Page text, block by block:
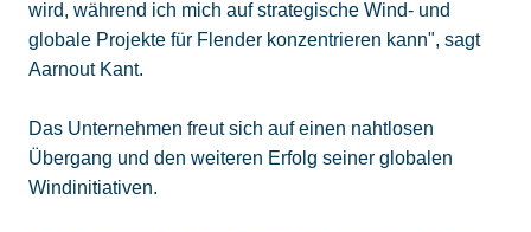
wird, während ich mich auf strategische Wind- und
globale Projekte für Flender konzentrieren kann", sagt
Aarnout Kant.
Das Unternehmen freut sich auf einen nahtlosen
Übergang und den weiteren Erfolg seiner globalen
Windinitiativen.